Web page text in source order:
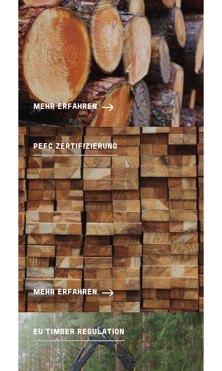
MEHR ERFAHREN
PEFC ZERTIFIZIERUNG
MEHR ERFAHREN
EU TIMBER REGULATION